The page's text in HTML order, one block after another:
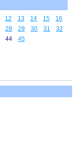
12 13 14 15
16
28 29 30 31
32
44 45